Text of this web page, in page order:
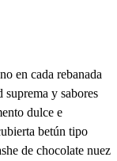
en cada rebanada
suprema y sabores
dulce e
betún tipo
de chocolate nuez